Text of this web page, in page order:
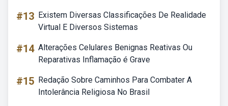
#13 Existem Diversas Classificações De Realidade
Virtual E Diversos Sistemas
#14 Alterações Celulares Benignas Reativas Ou
Reparativas Inflamação é Grave
#15 Redação Sobre Caminhos Para Combater A
Intolerância Religiosa No Brasil